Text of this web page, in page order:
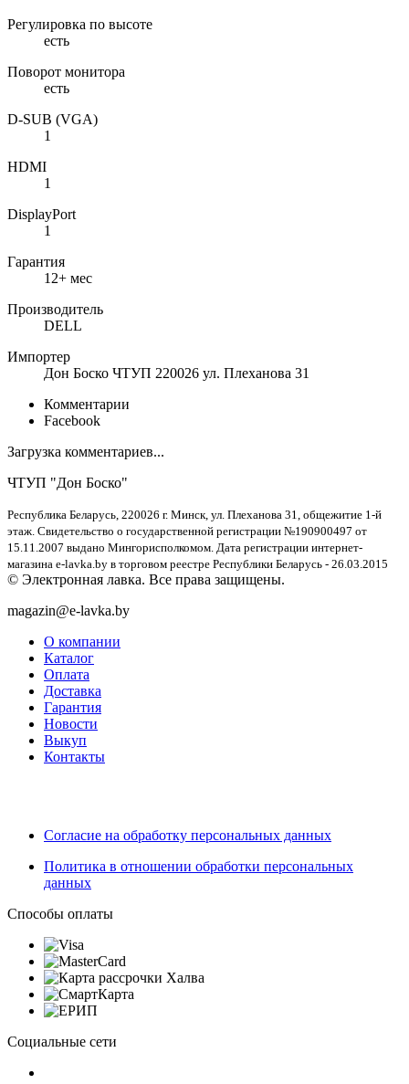
Регулировка по высоте
есть
Поворот монитора
есть
D-SUB (VGA)
1
HDMI
1
DisplayPort
1
Гарантия
12+ мес
Производитель
DELL
Импортер
Дон Боско ЧТУП 220026 ул. Плеханова 31
Комментарии
Facebook
Загрузка комментариев...
ЧТУП "Дон Боско"
Республика Беларусь, 220026 г. Минск, ул. Плеханова 31, общежитие 1-й
этаж. Свидетельство о государственной регистрации №190900497 от
15.11.2007 выдано Мингорисполкомом. Дата регистрации интернет-
магазина e-lavka.by в торговом реестре Республики Беларусь - 26.03.2015
© Электронная лавка. Все права защищены.
magazin@e-lavka.by
О компании
Каталог
Оплата
Доставка
Гарантия
Новости
Выкуп
Контакты
Согласие на обработку персональных данных
Политика в отношении обработки персональных
данных
Способы оплаты
Социальные сети